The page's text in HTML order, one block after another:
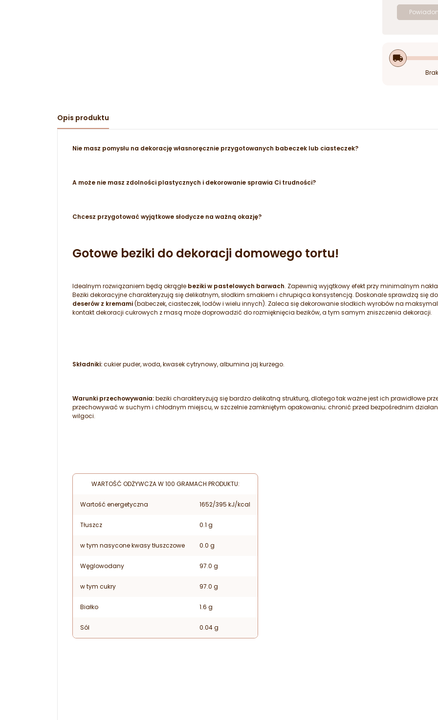
local_shipping
Opis produktu
Nie masz pomysłu na dekorację własnoręcznie przygotowanych babeczek lub ciasteczek?
A może nie masz zdolności plastycznych i dekorowanie sprawia Ci trudności?
Chcesz przygotować wyjątkowe słodycze na ważną okazję?
Gotowe beziki do dekoracji domowego tortu!
Idealnym rozwiązaniem będą okrągłe beziki w pastelowych barwach. Zapewnią wyjątkowy efekt przy minimalnym
Beziki dekoracyjne charakteryzują się delikatnym, słodkim smakiem i chrupiąca konsystencją. Doskonale sprawdzą się
deserów z kremami(babeczek, ciasteczek, lodów i wielu innych). Zaleca się dekorowanie słodkich wyrobów na
kontakt dekoracji cukrowych z masą może doprowadzić do rozmięknięcia bezików, a tym samym zniszczenia dekoracji.
Składniki:cukier puder, woda, kwasek cytrynowy, albumina jaj kurzego.
Warunki przechowywania:beziki charakteryzują się bardzo delikatną strukturą, dlatego tak ważne jest ich prawidłowe
przechowywać w suchym i chłodnym miejscu, w szczelnie zamkniętym opakowaniu; chronić przed bezpośrednim
wilgoci.
WARTOŚĆ ODŻYWCZA W 100 GRAMACH PRODUKTU:
Wartość energetyczna 1652/395 kJ/kcal
Tłuszcz 0.1 g
w tym nasycone kwasy tłuszczowe 0.0 g
Węglowodany 97.0 g
w tym cukry 97.0 g
Białko 1.6 g
Sól 0.04 g